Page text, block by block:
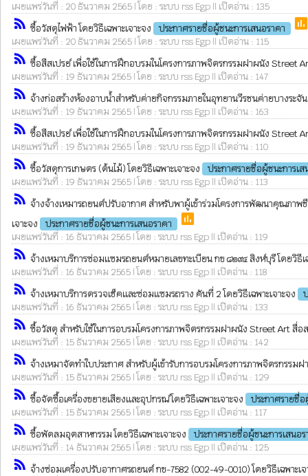
เผยแพร่วันที่ : 20 ธันวาคม 2565 | โดย : ระบบ rss Egp || เปิดอ่าน : 135
rss_feed ซื้อวัสดุไฟฟ้า โดยวิธีเฉพาะเจาะจง ประกาศรายชื่อผู้ชนะการเสนอราคา
เผยแพร่วันที่ : 20 ธันวาคม 2565 | โดย : ระบบ rss Egp || เปิดอ่าน : 115
rss_feed ซื้อสีสเปรย์ เพื่อใช้ในการฝึกอบรมในโครงการภาพจิตรกรรมฝาผนัง Street
เผยแพร่วันที่ : 19 ธันวาคม 2565 | โดย : ระบบ rss Egp || เปิดอ่าน : 147
rss_feed จ้างก่อสร้างห้องอาบน้ำสำหรับค่ายกิจกรรมภายในอุทยานวีรชนค่ายบางระจัน
เผยแพร่วันที่ : 19 ธันวาคม 2565 | โดย : ระบบ rss Egp || เปิดอ่าน : 163
rss_feed ซื้อสีสเปรย์ เพื่อใช้ในการฝึกอบรมในโครงการภาพจิตรกรรมฝาผนัง Street
เผยแพร่วันที่ : 19 ธันวาคม 2565 | โดย : ระบบ rss Egp || เปิดอ่าน : 110
rss_feed ซื้อวัสดุการเกษตร (ต้นไม้) โดยวิธีเฉพาะเจาะจง
ประกาศรายชื่อผู้ชนะการเส
เผยแพร่วันที่ : 19 ธันวาคม 2565 | โดย : ระบบ rss Egp || เปิดอ่าน : 113
rss_feed จ้างจ้างเหมารถยนต์ปรับอากาศ สำหรับพาผู้เข้าร่วมโครงการพัฒนาคุณภา
เจาะจง
ประกาศรายชื่อผู้ชนะการเสนอราคา poll
เผยแพร่วันที่ : 16 ธันวาคม 2565 | โดย : ระบบ rss Egp || เปิดอ่าน : 119
rss_feed จ้างเหมาบริการซ่อมแซมรถยนต์หมายเลขทะเบียน กข ๘๒๙๔ สิงห์บุรี โดยวิธีเ
เผยแพร่วันที่ : 16 ธันวาคม 2565 | โดย : ระบบ rss Egp || เปิดอ่าน : 118
rss_feed จ้างเหมาบริการตรวจเช็คและซ่อมแซมรถราง คันที่ 2 โดยวิธีเฉพาะเจาะจง
เผยแพร่วันที่ : 16 ธันวาคม 2565 | โดย : ระบบ rss Egp || เปิดอ่าน : 133
rss_feed ซื้อวัสดุ สำหรับใช้ในการอบรมโครงการภาพจิตรกรรมฝาผนัง Street Art สื่อ
เผยแพร่วันที่ : 15 ธันวาคม 2565 | โดย : ระบบ rss Egp || เปิดอ่าน : 142
rss_feed จ้างเหมาจัดทำใบประกาศ สำหรับผู้เข้ารับการอบรมโครงการภาพจิตรกรรม
เผยแพร่วันที่ : 15 ธันวาคม 2565 | โดย : ระบบ rss Egp || เปิดอ่าน : 129
rss_feed ซื้อจัดซื้อเครื่องขยายเสียงและอุปกรณ์ โดยวิธีเฉพาะเจาะจง
ประกาศรายชื่อ
เผยแพร่วันที่ : 15 ธันวาคม 2565 | โดย : ระบบ rss Egp || เปิดอ่าน : 117
rss_feed ซื้อพัดลมอุตสาหกรรม โดยวิธีเฉพาะเจาะจง
ประกาศรายชื่อผู้ชนะการเสนอร
เผยแพร่วันที่ : 14 ธันวาคม 2565 | โดย : ระบบ rss Egp || เปิดอ่าน : 125
rss_feed จ้างซ่อมเครื่องปรับอากาศรถยนต์ กข-7582 (002-49-0010) โดยวิธีเฉพาะเ